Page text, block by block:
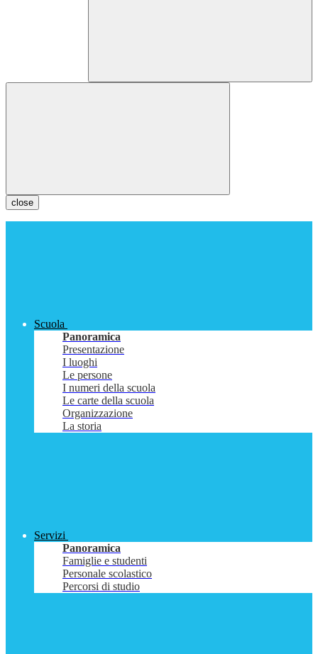
close
Scuola
Panoramica
Presentazione
I luoghi
Le persone
I numeri della scuola
Le carte della scuola
Organizzazione
La storia
Servizi
Panoramica
Famiglie e studenti
Personale scolastico
Percorsi di studio